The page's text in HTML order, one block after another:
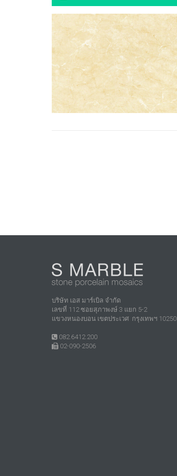
บริษัท เอส มาร์เบิล จำกัด
เลขที่ 112 ซอยสุภาพงษ์ 3 แยก 5-2
แขวงหนองบอน เขตประเวศ กรุงเทพฯ 10250
082.6412.200
02-090-2506